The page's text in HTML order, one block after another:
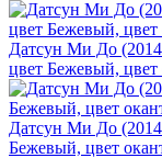
Датсун Ми До
цвет Бежевый,
Датсун Ми До
Бежевый, цвет